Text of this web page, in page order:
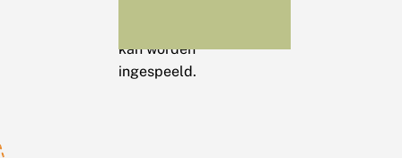
kan worden
ingespeeld.